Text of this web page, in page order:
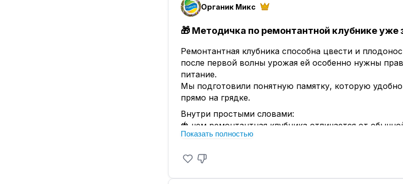
Органик Микс
🎁 Методичка по ремонтантной клубнике уже
Ремонтантная клубника способна цвести и
после первой волны урожая ей особенно нужны
питание.
Мы подготовили понятную памятку, которую
прямо на грядке.
Внутри простыми словами:
🍓 чем ремонтантная клубника отличается от
🍓 нужно ли скашивать листья после первой волны
🍓 чем подкармливать во время цветения и налива
Показать полностью